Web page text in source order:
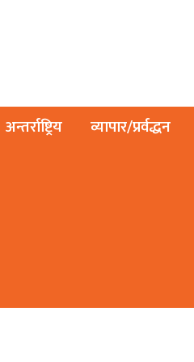
अन्तर्राष्ट्रिय व्यापार/प्रर्वद्धन